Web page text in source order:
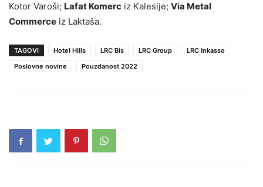
Kotor Varoši; Lafat Komerc iz Kalesije; Via Metal
Commerce iz Laktaša.
TAGOVI Hotel Hills LRC Bis LRC Group
LRC Inkasso
Poslovne novine
Pouzdanost 2022